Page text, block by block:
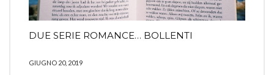
DUE SERIE ROMANCE… BOLLENTI
GIUGNO 20, 2019